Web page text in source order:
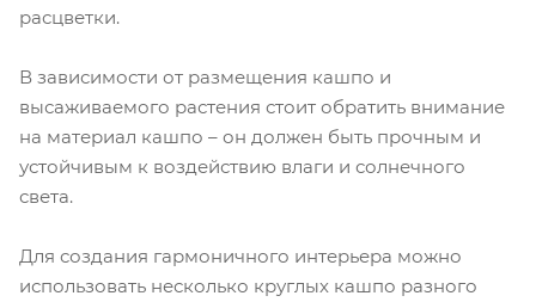
расцветки.
В зависимости от размещения кашпо и
высаживаемого растения стоит обратить внимание
на материал кашпо – он должен быть прочным и
устойчивым к воздействию влаги и солнечного
света.
Для создания гармоничного интерьера можно
использовать несколько круглых кашпо разного